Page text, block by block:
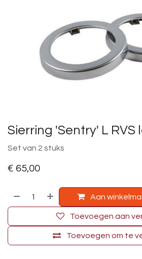
Sierring 'Sentry' L RVS
Set van 2 stuks
€ 65,00
Aan
Toevoegen om te
Toevoegen aan